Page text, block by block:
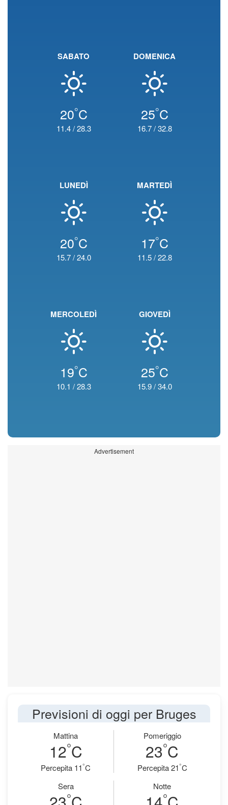
SABATO
20°C
11.4/28.3
DOMENICA
25°C
16.7/32.8
LUNEDÌ
20°C
15.7/24.0
MARTEDÌ
17°C
11.5/22.8
MERCOLEDÌ
19°C
10.1 /28.3
GIOVEDÌ
25°C
15.9/34.0
Advertisement
Previsioni di oggi per Bruges
Mattina
12°C
Percepita 11°C
Pomeriggio
23°C
Percepita 21°C
Sera
°
Notte
°